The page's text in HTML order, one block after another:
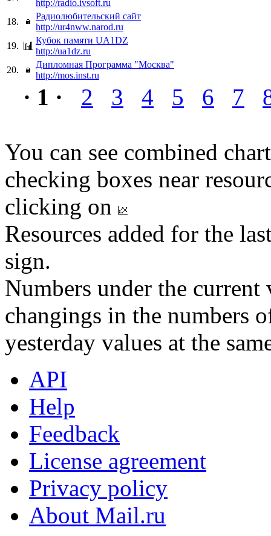
http://radio.ivsoft.ru
18.
Радиолюбительский сайт
http://ur4nww.narod.ru
19.
Кубок памяти UA1DZ
http://ua1dz.ru
20.
Дипломная Программа "Москва"
http://mos.inst.ru
· 1 · 2 3 4 5 6 7
You can see combined
checking boxes near
clicking on
Resources added for the
sign.
Numbers under the
changings in the numbers
yesterday values at the
API
Help
Feedback
License agreement
Privacy policy
About Mail.ru